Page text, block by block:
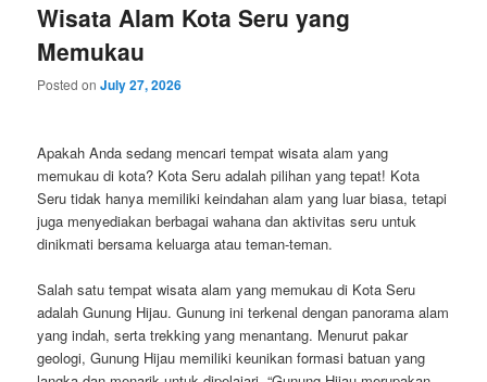
Wisata Alam Kota Seru yang
Memukau
Posted onJuly 27, 2026
Apakah Anda sedang mencari tempat wisata alam yang
memukau di kota? Kota Seru adalah pilihan yang tepat! Kota
Seru tidak hanya memiliki keindahan alam yang luar biasa, tetapi
juga menyediakan berbagai wahana dan aktivitas seru untuk
dinikmati bersama keluarga atau teman-teman.
Salah satu tempat wisata alam yang memukau di Kota Seru
adalah Gunung Hijau. Gunung ini terkenal dengan panorama alam
yang indah, serta trekking yang menantang. Menurut pakar
geologi, Gunung Hijau memiliki keunikan formasi batuan yang